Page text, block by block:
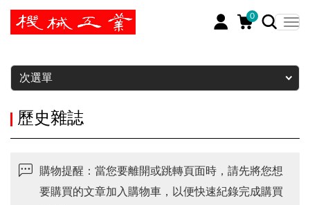
0
暫停
次選單
歷史雜誌
購物提醒：當您要離開或跳轉頁面時，請先將您想
要購買的文章加入購物車，以便快速紀錄完成購買